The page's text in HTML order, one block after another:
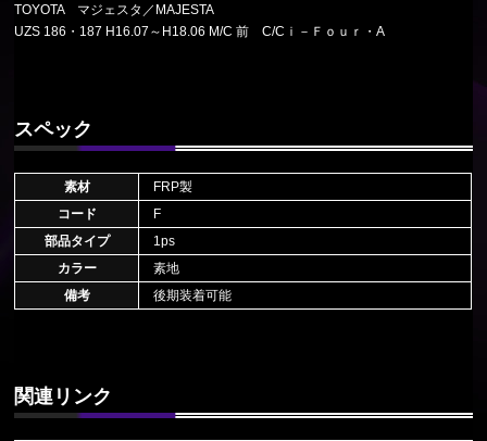
TOYOTA マジェスタ／MAJESTA
UZS 186・187 H16.07～H18.06 M/C 前 C/Cｉ－Ｆｏｕｒ・A
スペック
素材
FRP製
コード
F
部品タイプ
1ps
カラー
素地
備考
後期装着可能
関連リンク